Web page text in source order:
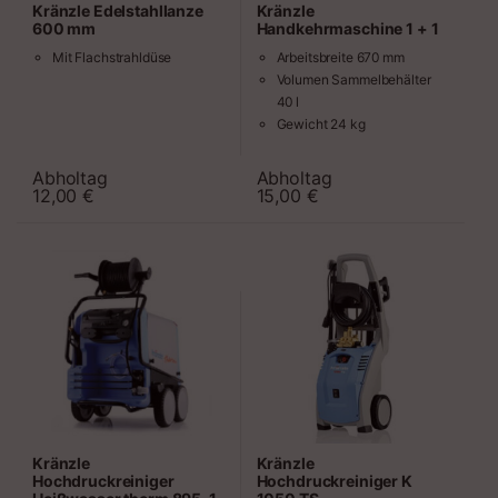
Kränzle Edelstahllanze
600 mm
Mit Flachstrahldüse
Abholtag
12,00€
Kränzle
Handkehrmaschine 1 + 1
Arbeitsbreite 670 mm
Volumen Sammelbehälter
40 l
Gewicht 24 kg
Rotierender Seitenbesen
aus Nylon
Abholtag
15,00 €
Kränzle
Hochdruckreiniger
Kränzle
Hochdruckreiniger K